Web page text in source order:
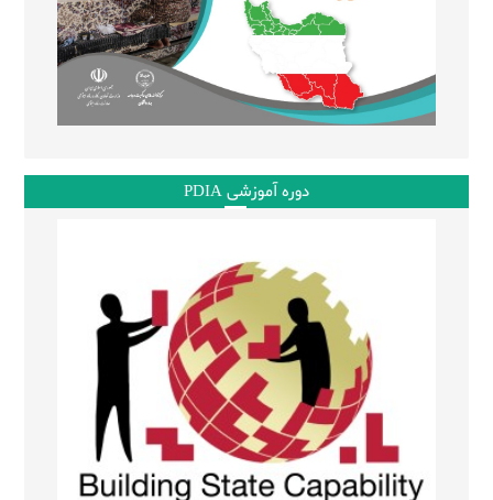
دوره آموزشی PDIA